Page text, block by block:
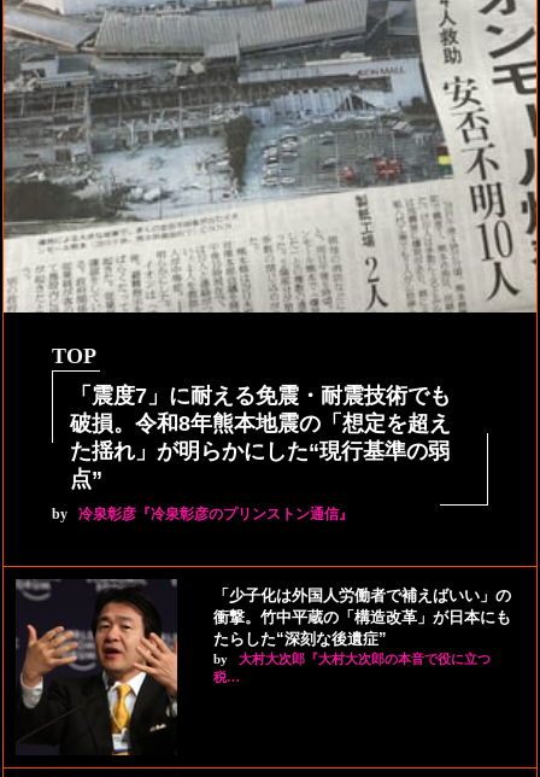
TOP
「震度7」に耐える免震・耐震技術でも
破損。令和8年熊本地震の「想定を超え
た揺れ」が明らかにした“現行基準の弱
点”
by 冷泉彰彦『冷泉彰彦のプリンストン通信』
「少子化は外国人労働者で補えばいい」の
衝撃。竹中平蔵の「構造改革」が日本にも
たらした“深刻な後遺症”
by
大村大次郎『大村大次郎の本音で役に立つ
税…